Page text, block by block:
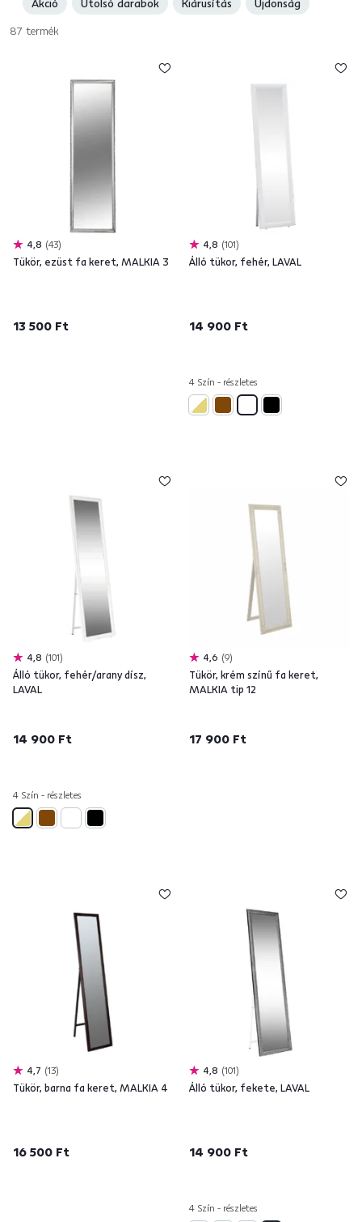
keretes tükröt is talál, sőttárolóhellyel rendelkezővagy kerek,
az ékszerdobozzal
Akció
Utolsó darabok Kiárusítás
Újdonság
87 termék
4,8 43
Tükör, ezüst fa keret, MALKIA 3
13 500 Ft
4,8 101
Álló tükor, fehér, LAVAL
14 900 Ft
4 Szín - részletes
4,8 101
Álló tükor, fehér/arany dísz,
LAVAL
14 900 Ft
4 Szín - részletes
4,6 9
Tükör, krém színű fa keret,
MALKIA tip 12
17 900 Ft
4,7 13
Tükör, barna fa keret, MALKIA 4
16 500 Ft
4,8 101
Álló tükor, fekete, LAVAL
14 900 Ft
4 Szín - részletes